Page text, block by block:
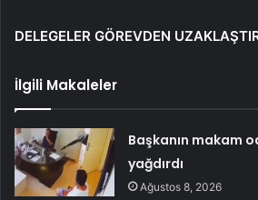
DELEGELER GÖREVDEN
İlgili Makaleler
Başkanın makam
yağdırdı
Ağustos 8, 2026